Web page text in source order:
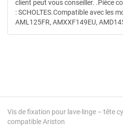
Vis de fixation pour lave-linge – tête
compatible Ariston
client peut vous conseiller. .Pièce
: SCHOLTES.Compatible avec les
AML125FR, AMXXF149EU,